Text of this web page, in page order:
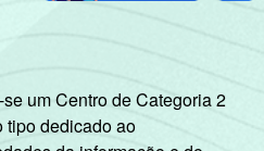
um Centro de Categoria 2
tipo dedicado ao